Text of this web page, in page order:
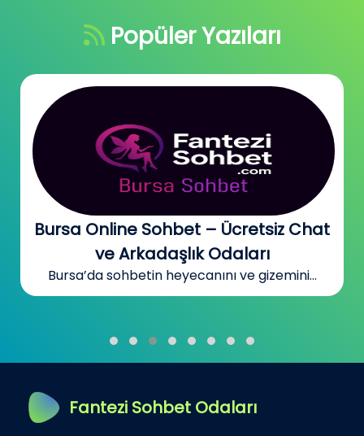
Popüler Yazıları
Bursa Online Sohbet – Ücretsiz Chat
ve Arkadaşlık Odaları
Bursa’da sohbetin heyecanını ve gizemini...
Fantezi Sohbet Odaları